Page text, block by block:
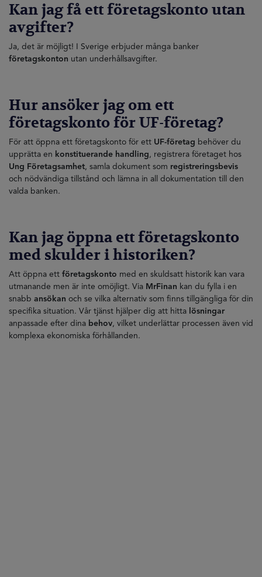
Kan jag få ett företagskonto utan
avgifter?
Ja, det är möjligt! I Sverige erbjuder många banker
företagskonton utan underhållsavgifter.
Hur ansöker jag om ett
företagskonto för UF-företag?
För att öppna ett företagskonto för ett UF-företag behöver du
upprätta en konstituerande handling, registrera företaget hos
Ung Företagsamhet, samla dokument som registreringsbevis
och nödvändiga tillstånd och lämna in all dokumentation till den
valda banken.
Kan jag öppna ett företagskonto
med skulder i historiken?
Att öppna ett företagskonto med en skuldsatt historik kan vara
utmanande men är inte omöjligt. Via MrFinan kan du fylla i en
snabb ansökan och se vilka alternativ som finns tillgängliga för din
specifika situation. Vår tjänst hjälper dig att hitta lösningar
anpassade efter dina behov, vilket underlättar processen även vid
komplexa ekonomiska förhållanden.